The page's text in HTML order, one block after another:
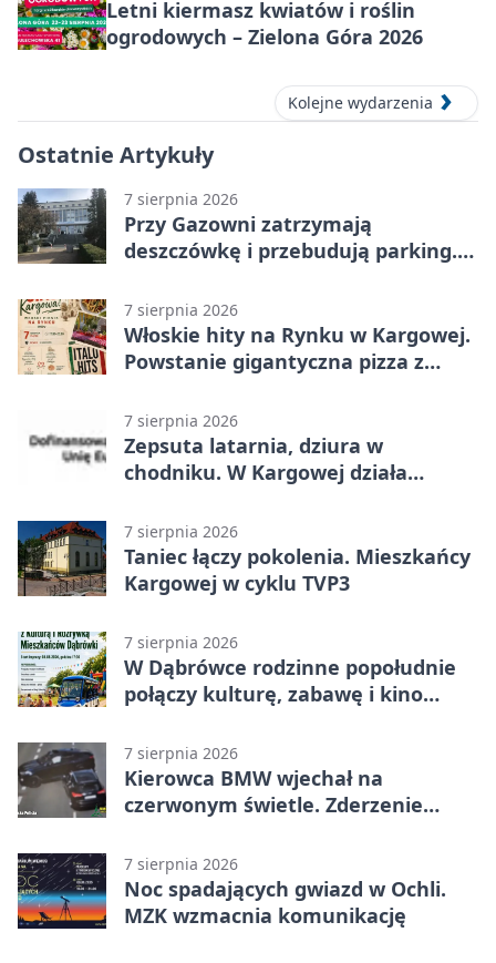
Letni kiermasz kwiatów i roślin
ogrodowych – Zielona Góra 2026
Kolejne wydarzenia
Ostatnie Artykuły
7 sierpnia 2026
Przy Gazowni zatrzymają
deszczówkę i przebudują parking.
7 sierpnia 2026
Włoskie hity na Rynku w Kargowej.
Powstanie gigantyczna pizza z
7 sierpnia 2026
Zepsuta latarnia, dziura w
chodniku. W Kargowej działa
7 sierpnia 2026
Taniec łączy pokolenia. Mieszkańcy
Kargowej w cyklu TVP3
7 sierpnia 2026
W Dąbrówce rodzinne popołudnie
połączy kulturę, zabawę i kino
7 sierpnia 2026
Kierowca BMW wjechał na
czerwonym świetle. Zderzenie
7 sierpnia 2026
Noc spadających gwiazd w Ochli.
MZK wzmacnia komunikację